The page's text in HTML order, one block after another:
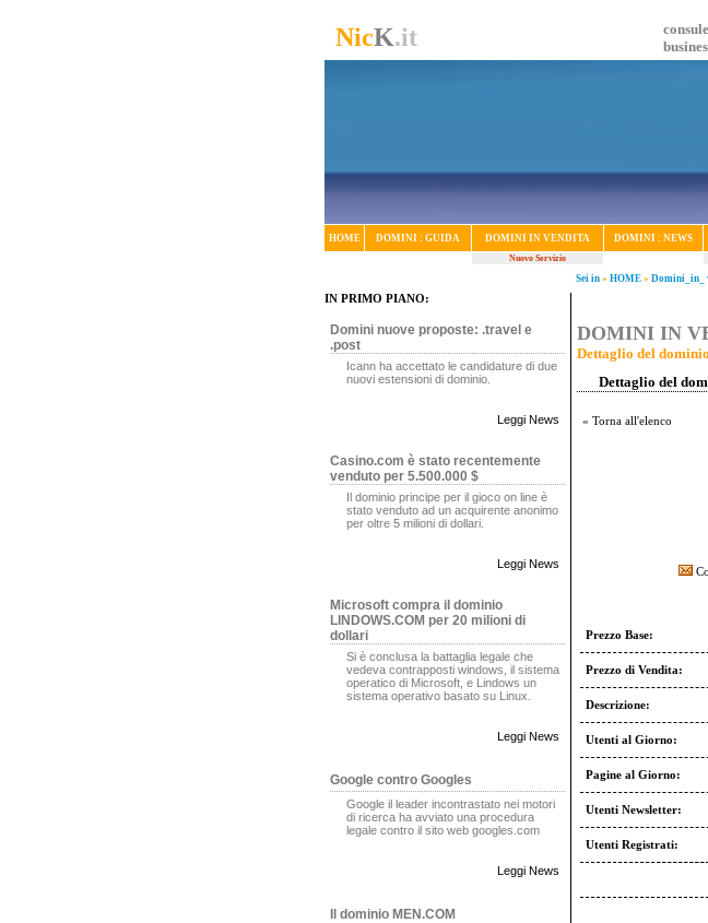
NicK.it
HOME DOMINI : GUIDA DOMINI IN VENDITA DOMINI : NEWS
Nuovo Servizio
Sei in » HOME » Domini_in_
IN PRIMO PIANO:
Domini nuove proposte: .travel e
.post
Icann ha accettato le candidature di due
nuovi estensioni di dominio.
Leggi News
Casino.com è stato recentemente
venduto per 5.500.000 $
Il dominio principe per il gioco on line è
stato venduto ad un acquirente anonimo
per oltre 5 milioni di dollari.
Leggi News
Microsoft compra il dominio
LINDOWS.COM per 20 milioni di
dollari
Si è conclusa la battaglia legale che
vedeva contrapposti windows, il sistema
operatico di Microsoft, e Lindows un
sistema operativo basato su Linux.
Leggi News
Google contro Googles
Google il leader incontrastato nei motori
di ricerca ha avviato una procedura
legale contro il sito web googles.com
Leggi News
Il dominio MEN.COM
DOMINI IN
Dettaglio del
Dettaglio del
« Torna all'elenco
Prezzo Base:
Prezzo di Vendita:
Descrizione:
Utenti al Giorno:
Pagine al Giorno:
Utenti Newsletter:
Utenti Registrati: